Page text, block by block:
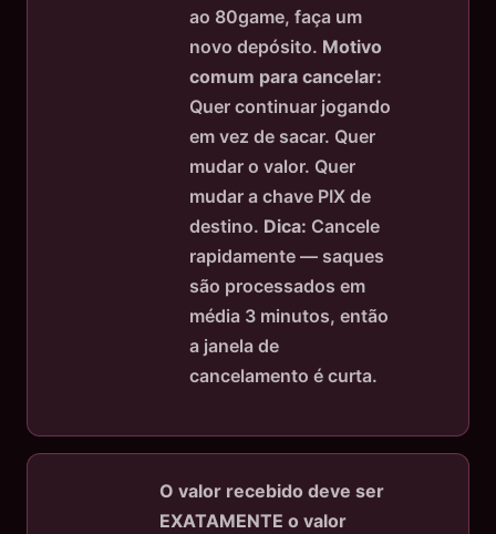
ao 80game, faça um
novo depósito. Motivo
comum para cancelar:
Quer continuar jogando
em vez de sacar. Quer
mudar o valor. Quer
mudar a chave PIX de
destino. Dica: Cancele
rapidamente — saques
são processados em
média 3 minutos, então
a janela de
cancelamento é curta.
O valor recebido deve ser
EXATAMENTE o valor